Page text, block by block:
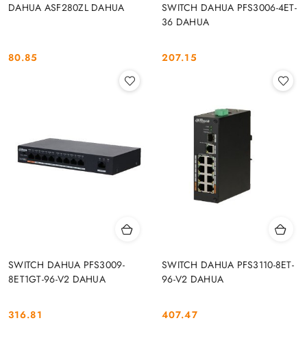
DAHUA ASF280ZL DAHUA
Cena:
80.85
SWITCH DAHUA PFS3006-4ET-
36 DAHUA
Cena:
207.15
SWITCH DAHUA PFS3009-
8ET1GT-96-V2 DAHUA
Cena:
316.81
SWITCH DAHUA PFS3110-8ET-
96-V2 DAHUA
Cena:
407.47